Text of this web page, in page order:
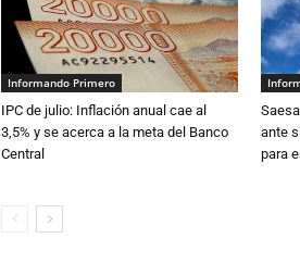
Informando Primero
IPC de julio: Inflación anual cae al
3,5% y se acerca a la meta del Banco
Central
ante
para